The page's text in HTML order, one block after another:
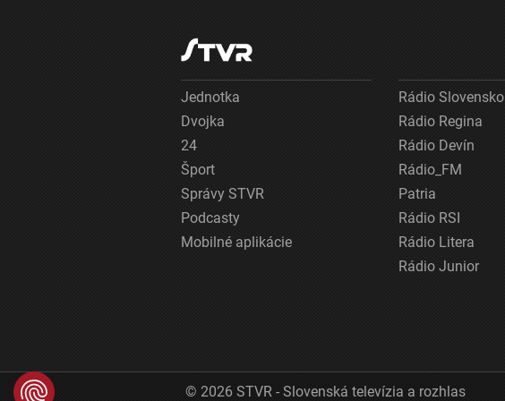
Jednotka
Dvojka
24
Šport
Správy STVR
Podcasty
Mobilné aplikácie
Rádio Slovensko
Rádio Regina
Rádio Devín
Rádio_FM
Patria
Rádio RSI
Rádio Litera
Rádio Junior
© 2026 STVR - Slovenská televízia a rozhlas